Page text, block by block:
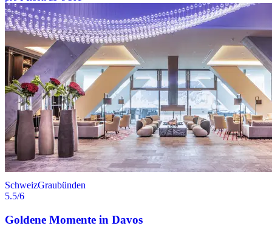
SchweizGraubünden
5.5/6
Goldene Momente in Davos